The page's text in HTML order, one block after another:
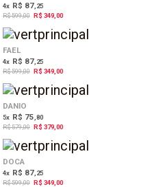
4x R$ 87,25
R$ 599,00 R$ 349,00
FAEL
4x R$ 87,25
R$ 599,00 R$ 349,00
DANIO
5x R$ 75 ,80
R$ 579,00 R$ 379,00
DOCA
4x R$ 87,25
R$ 599,00 R$ 349,00